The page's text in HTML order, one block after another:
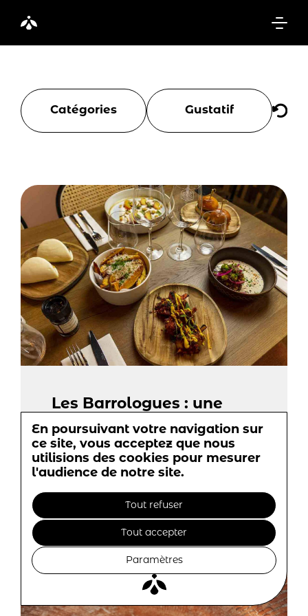
Catégories Gustatif
Les Barrologues : une
cuisine savoureuse et
responsable
11-10-2023
En poursuivant votre navigation sur
ce site, vous acceptez que nous
utilisions des cookies pour mesurer
l'audience de notre site.
Tout refuser
Tout accepter
Paramètres